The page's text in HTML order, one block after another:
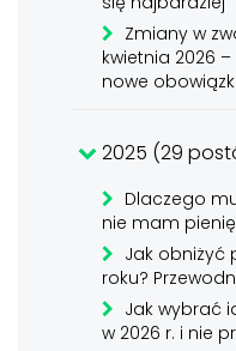
Zmiany w
kwietnia 2026
nowe
2025 (29
Dlaczego
nie mam
Jak obniżyć
roku?
Jak wybrać
w 2026 r. i nie